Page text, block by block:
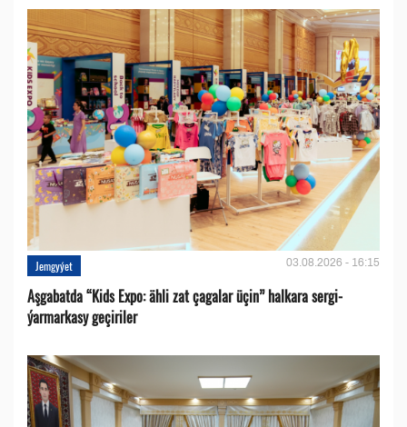
Jemgyýet 03.08.2026 - 16:15
Aşgabatda “Kids Expo: ähli zat çagalar üçin” halkara sergi-
ýarmarkasy geçiriler